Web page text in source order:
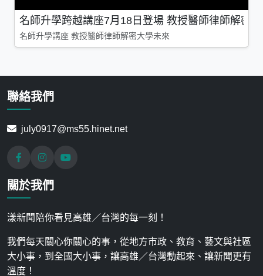
名師升學跨越講座7月18日登場 教授醫師律師解密
名師升學講座 教授醫師律師解密大學未來
聯絡我們
july0917@ms55.hinet.net
關於我們
漾新聞陪你看見高雄／台灣的每一刻！
我們每天關心你關心的事，從地方市政、教育、藝文與社區
大小事，到全國大小事，讓高雄／台灣動起來、讓新聞更有
溫度！